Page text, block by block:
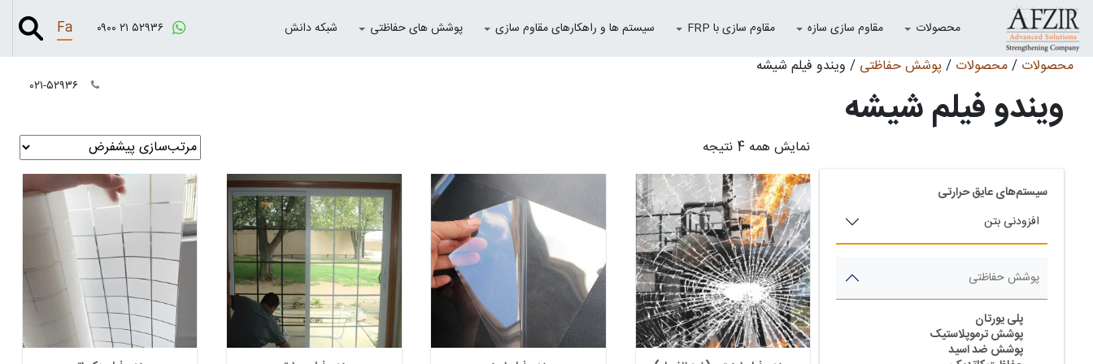
Fa محصولات مقاوم سازی سازه مقاوم سازی با FRP سیستم ها و راهکارهای مقاوم سازی پوشش های حفاظتی شبکه دانش ۰۹۰۰ ۲۱ ۵۲۹۳۶
محصولات /محصولات / پوشش حفاظتی / ویندو فیلم شیشه
ویندو فیلم شیشه
سیستم‌های عایق حرارتی
افزودنی بتن
پوشش حفاظتی
پلی یورتان
پوشش ترموپلاستیک
پوشش ضد اسید
نمایش همه 4 نتیجه